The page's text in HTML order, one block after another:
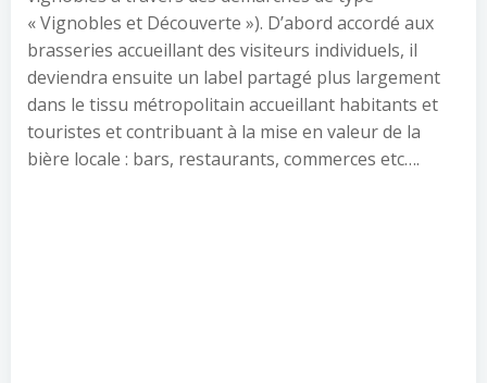
« Vignobles et Découverte »). D’abord accordé aux
brasseries accueillant des visiteurs individuels, il
deviendra ensuite un label partagé plus largement
dans le tissu métropolitain accueillant habitants et
touristes et contribuant à la mise en valeur de la
bière locale : bars, restaurants, commerces etc….